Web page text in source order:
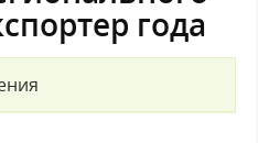
года